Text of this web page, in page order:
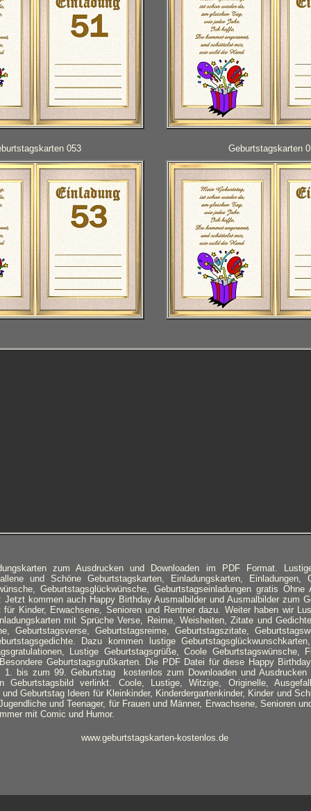
053 Geburtstagskarten
zum Ausdrucken und Downloaden im PDF Format.
und Schöne Geburtstagskarten, Einladungskarten, Einladungen,
Geburtstagsglückwünsche, Geburtstagseinladungen gratis Ohne
Jetzt kommen auch Happy Birthday Ausmalbilder und Ausmalbilder zum
Kinder, Erwachsene, Senioren und Rentner dazu. Weiter haben wir
mit Sprüche Verse, Reime, Weisheiten, Zitate und
Geburtstagsverse, Geburtstagsreime, Geburtstagszitate,
Dazu kommen lustige
Lustige Geburtstagsgrüße, Coole Geburtstagswünsche,
Geburtstagsgrußkarten. Die PDF Datei für diese Happy
1. bis zum 99. Geburtstag kostenlos zum Downloaden und
Geburtstagsbild verlinkt. Coole, Lustige, Witzige, Originelle,
Geburtstag Ideen für Kleinkinder, Kinderdergartenkinder, Kinder und
und Teenager, für Frauen und Männer, Erwachsene, Senioren
mit Comic und Humor.
www.geburtstagskarten-kostenlos.de